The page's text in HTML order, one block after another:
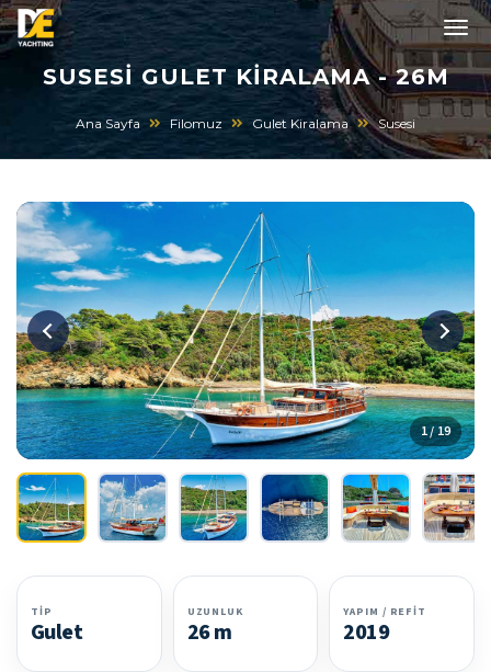
SUSESI GULET KIRALAMA - 26M
Ana Sayfa Filomuz Gulet Kiralama Susesi
1 / 19
TIP
Gulet
UZUNLUK
26 m
YAPIM / REFIT
2019